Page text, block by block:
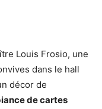
Louis Frosio, une
dans le hall
décor de
de cartes